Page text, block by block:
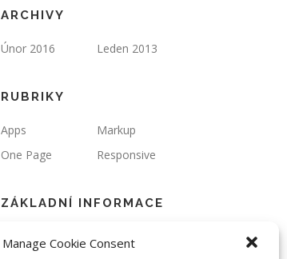
Manage Cookie Consent
ARCHIVY
Únor 2016 Leden 2013
RUBRIKY
Apps
Markup
One Page
Responsive
ZÁKLADNÍ INFORMACE
Přihlásit se
Zdroj kanálů